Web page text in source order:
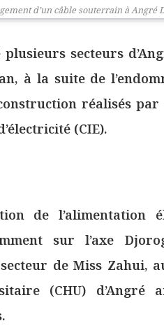
d’un câble souterrain à Angré
secteurs
à la suite de
réalisés
(CIE).
de l’alimentation
sur l’axe
de Miss Zahui,
(CHU) d’Angré